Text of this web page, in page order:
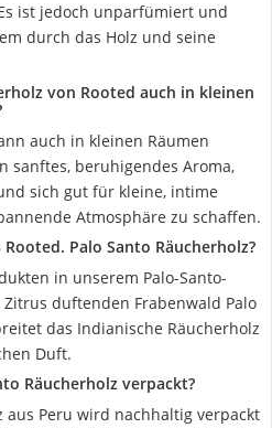
ist jedoch unparfümiert und
durch das Holz und seine
von Rooted auch in kleinen
auch in kleinen Räumen
sanftes, beruhigendes Aroma,
sich gut für kleine, intime
Atmosphäre zu schaffen.
Palo Santo Räucherholz?
in unserem Palo-Santo-
duftenden Frabenwald Palo
das Indianische Räucherholz
Duft.
Räucherholz verpackt?
aus Peru wird nachhaltig verpackt